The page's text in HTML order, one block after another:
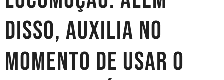
disso, auxilia no
momento de usar o